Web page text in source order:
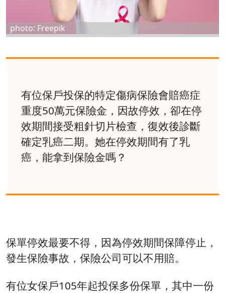
photo: Freepik
有位保戶投保的特定傷病保險會賠癌症
重度50萬元保險金，因故停效，卻在停
效期間接受粗針切片檢查，復效後診斷
確定乳癌二期。她在停效期間有了乳
癌，能拿到保險金嗎？
保單停效最要不得，因為停效期間保障停止，
發生保險事故，保險公司可以不用賠。
有位女保戶105年起投保多份保單，其中一份